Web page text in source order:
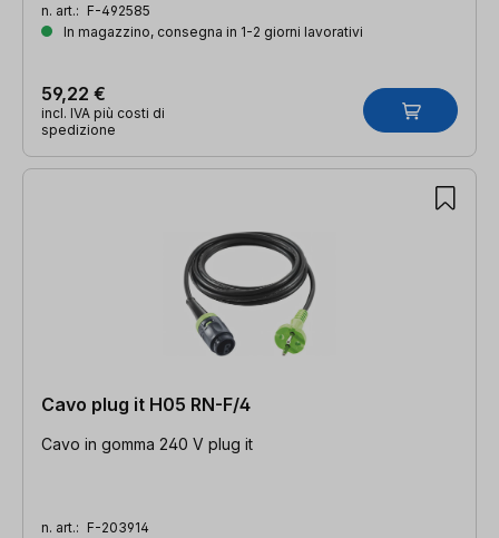
n. art.: F-492585
In magazzino, consegna in 1-2 giorni lavorativi
59,22 €
incl. IVA più costi di
spedizione
Cavo plug it H05 RN-F/4
Cavo in gomma 240 V plug it
n. art.: F-203914